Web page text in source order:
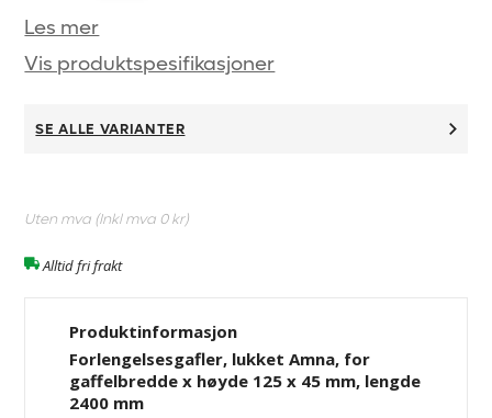
Les mer
Vis produktspesifikasjoner
SE ALLE VARIANTER
Uten mva (Inkl mva 0 kr)
Alltid fri frakt
Produktinformasjon
Forlengelsesgafler, lukket Amna, for
gaffelbredde x høyde 125 x 45 mm, lengde
2400 mm